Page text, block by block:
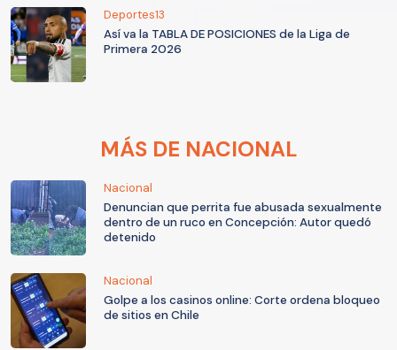
Deportes13
Así va la TABLA DE POSICIONES de la Liga de
Primera 2026
MÁS DE NACIONAL
Nacional
Denuncian que perrita fue abusada sexualmente
dentro de un ruco en Concepción: Autor quedó
detenido
Nacional
Golpe a los casinos online: Corte ordena bloqueo
de sitios en Chile